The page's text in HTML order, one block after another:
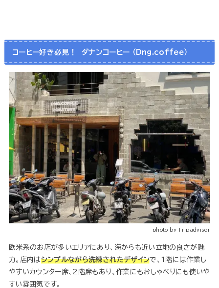
コーヒー好き必見！ ダナンコーヒー （Dng.coffee）
photo by Tripadvisor
欧米系のお店が多いエリアにあり、海からも近い立地の良さが魅
力。店内はシンプルながら洗練されたデザインで、1階には作業し
やすいカウンター席、2階席もあり、作業にもおしゃべりにも使いや
すい雰囲気です。